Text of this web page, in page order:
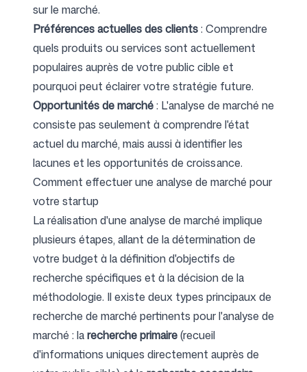
sur le marché.
Préférences actuelles des clients: Comprendre
quels produits ou services sont actuellement
populaires auprès de votre public cible et
pourquoi peut éclairer votre stratégie future.
Opportunités de marché: L'analyse de marché ne
consiste pas seulement à comprendre l'état
actuel du marché, mais aussi à identifier les
lacunes et les opportunités de croissance.
Comment effectuer une analyse de marché pour
votre startup
La réalisation d'une analyse de marché implique
plusieurs étapes, allant de la détermination de
votre budget à la définition d'objectifs de
recherche spécifiques et à la décision de la
méthodologie. Il existe deux types principaux de
recherche de marché pertinents pour l'analyse de
marché : larecherche primaire(recueil
d'informations uniques directement auprès de